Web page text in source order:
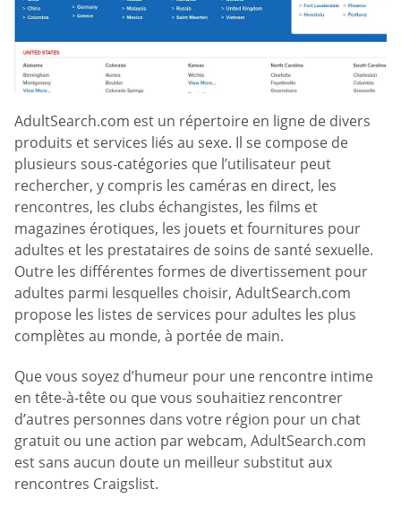
AdultSearch.com est un répertoire en ligne de divers
produits et services liés au sexe. Il se compose de
plusieurs sous-catégories que l’utilisateur peut
rechercher, y compris les caméras en direct, les
rencontres, les clubs échangistes, les films et
magazines érotiques, les jouets et fournitures pour
adultes et les prestataires de soins de santé sexuelle.
Outre les différentes formes de divertissement pour
adultes parmi lesquelles choisir, AdultSearch.com
propose les listes de services pour adultes les plus
complètes au monde, à portée de main.
Que vous soyez d’humeur pour une rencontre intime
en tête-à-tête ou que vous souhaitiez rencontrer
d’autres personnes dans votre région pour un chat
gratuit ou une action par webcam, AdultSearch.com
est sans aucun doute un meilleur substitut aux
rencontres Craigslist.